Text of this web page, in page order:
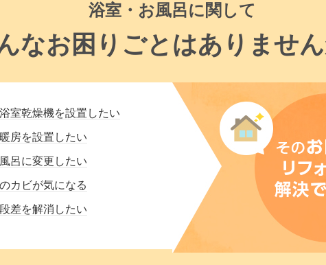
浴室・お風呂に関して
なお困りごとはありませ
室乾燥機を設置したい
房を設置したい
呂に変更したい
カビが気になる
差を解消したい